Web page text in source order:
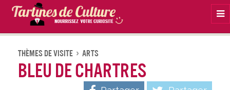
Thèmes De Visite Arts
Bleu de Chartres